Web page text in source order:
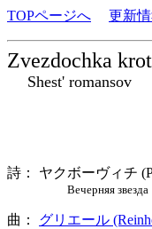
TOPページへ 更新
Zvezdochka
Shest' romansov
詩： ヤクボーヴィチ
Вечерняя звезда
曲： グリエール